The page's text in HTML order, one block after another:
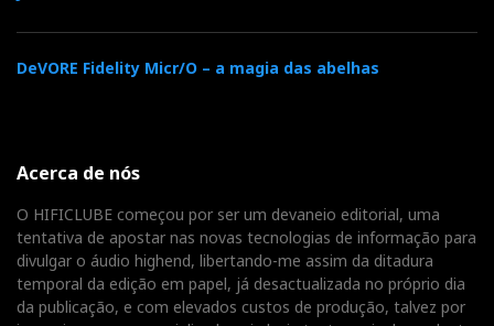
com retificação também por válvula utiliza
independente.
Todos os componentes são de primeira ordem e
exclusivos da Audio Note: condensadores de filme de
cobre oleado, resistências de tântalo, até a cablagem é
de fio de prata. Estes ‘mimos’ pagam-se caro, claro.
DeVORE Fidelity Micr/O – a magia das abelhas
Acerca de nós
O HIFICLUBE começou por ser um devaneio editorial, uma
tentativa de apostar nas novas tecnologias de informação para
divulgar o áudio highend, libertando-me assim da ditadura
temporal da edição em papel, já desactualizada no próprio dia
da publicação, e com elevados custos de produção, talvez por